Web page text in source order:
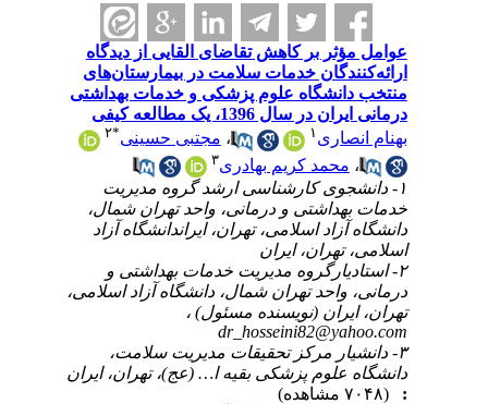
عوامل مؤثر بر کاهش تقاضای القایی از دیدگاه
ارائه‌کنندگان خدمات سلامت در بیمارستان‌های
منتخب دانشگاه علوم پزشکی و خدمات بهداشتی
درمانی ایران در سال 1396، یک مطالعه کیفی
بهنام انصاری۱ ،مجتبی حسینی ۲
،محمد کریم بهادری
۱- دانشجوی کارشناسی ارشد گروه مدیریت
خدمات بهداشتی و درمانی، واحد تهران شمال،
دانشگاه آزاد اسلامی، تهران، ایراندانشگاه آزاد
اسلامی، تهران، ایران
۲- استادیارگروه مدیریت خدمات بهداشتی و
درمانی، واحد تهران شمال، دانشگاه آزاد اسلامی،
تهران، ایران (نویسنده مسئول) ،
dr_hosseini82@yahoo.com
۳- دانشیار مرکز تحقیقات مدیریت سلامت،
دانشگاه علوم پزشکی بقیه ا… (عج)، تهران، ایران